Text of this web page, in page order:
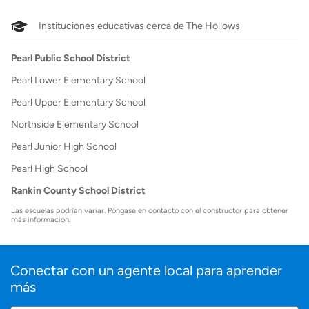
Instituciones educativas cerca de The Hollows
Pearl Public School District
Pearl Lower Elementary School
Pearl Upper Elementary School
Northside Elementary School
Pearl Junior High School
Pearl High School
Rankin County School District
Las escuelas podrían variar. Póngase en contacto con el constructor para obtener
más información.
Conectar con un agente local para aprender
más